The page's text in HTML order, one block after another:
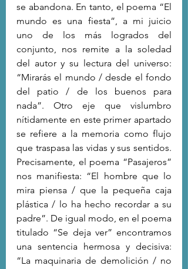
se abandona. En tanto, el poema “El
mundo es una fiesta”, a mi juicio
uno de los más logrados del
conjunto, nos remite a la soledad
del autor y su lectura del universo:
“Mirarás el mundo / desde el fondo
del patio / de los buenos para
nada”. Otro eje que vislumbro
nítidamente en este primer apartado
se refiere a la memoria como flujo
que traspasa las vidas y sus sentidos.
Precisamente, el poema “Pasajeros”
nos manifiesta: “El hombre que lo
mira piensa / que la pequeña caja
plástica / lo ha hecho recordar a su
padre”. De igual modo, en el poema
titulado “Se deja ver” encontramos
una sentencia hermosa y decisiva:
“La maquinaria de demolición / no